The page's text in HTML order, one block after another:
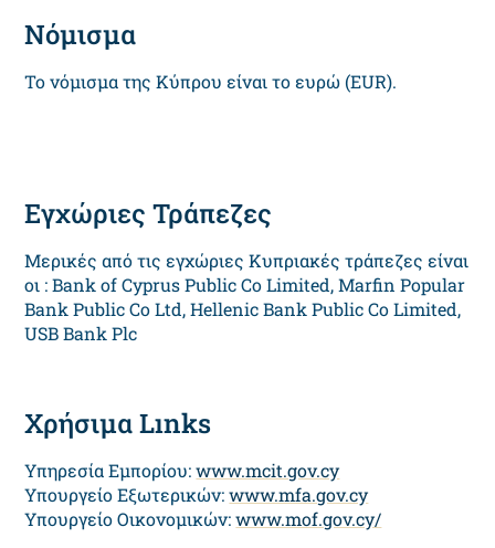
Νόμισμα
Το νόμισμα της Κύπρου είναι το ευρώ (EUR).
Εγχώριες Τράπεζες
Μερικές από τις εγχώριες Κυπριακές τράπεζες είναι
οι : Bank of Cyprus Public Co Limited, Marfin Popular
Bank Public Co Ltd, Hellenic Bank Public Co Limited,
USB Bank Plc
Χρήσιμα Lınks
Υπηρεσία Εμπορίου:www.mcit.gov.cy
Υπουργείο Εξωτερικών:www.mfa.gov.cy
Υπουργείο Οικονομικών:www.mof.gov.cy/